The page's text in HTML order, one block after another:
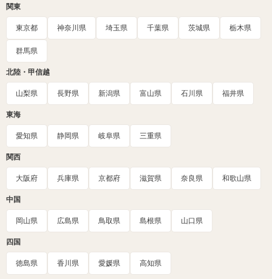
関東
東京都 神奈川県 埼玉県 千葉県 茨城県 栃木県
群馬県
北陸・甲信越
山梨県 長野県 新潟県 富山県 石川県 福井県
東海
愛知県 静岡県 岐阜県 三重県
関西
大阪府 兵庫県 京都府 滋賀県 奈良県 和歌山県
中国
岡山県 広島県 鳥取県 島根県 山口県
四国
徳島県 香川県 愛媛県 高知県